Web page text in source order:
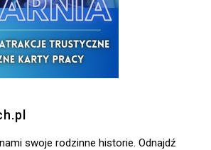
swoje rodzinne historie. Odnajdź